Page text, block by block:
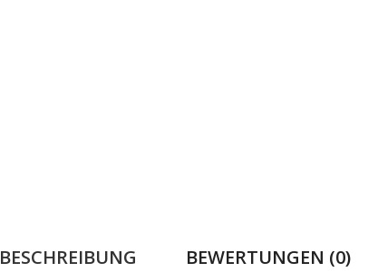
BESCHREIBUNG BEWERTUNGEN (0)